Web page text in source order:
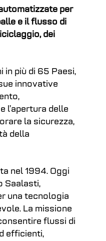
per
e il flusso di
dei
più di 65 Paesi,
innovative
l’apertura delle
la sicurezza,
della
nel 1994. Oggi
Saalasti,
una tecnologia
La missione
flussi di
efficienti,